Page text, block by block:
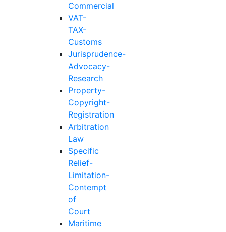
Commercial
VAT-
TAX-
Customs
Jurisprudence-
Advocacy-
Research
Property-
Copyright-
Registration
Arbitration
Law
Specific
Relief-
Limitation-
Contempt
of
Court
Maritime